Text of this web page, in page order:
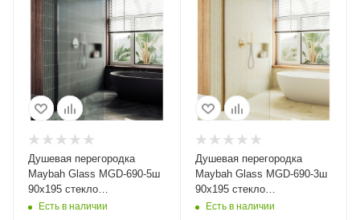
Душевая перегородка
Maybah Glass MGD-690-5ш
90х195 стекло
тонированное профиль
Есть в наличии
Душевая перегородка
Maybah Glass MGD-690-3ш
90х195 стекло
тонированное профиль
Есть в наличии